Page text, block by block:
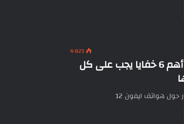
4٬821
اسرار ايفون 12 : أهم 6 خفايا يجب على كل
حول هواتف ايفون 12